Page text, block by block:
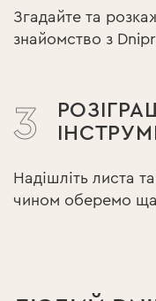
Згадайте та
знайомство з
3
Надішліть листа
чином оберемо